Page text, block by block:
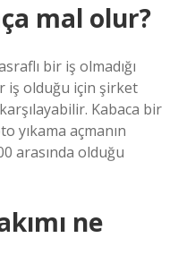
mal olur?
bir iş olmadığı
iş olduğu için şirket
Kabaca bir
yıkama açmanın
arasında olduğu
ne